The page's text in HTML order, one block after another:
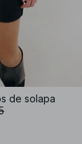
de solapa